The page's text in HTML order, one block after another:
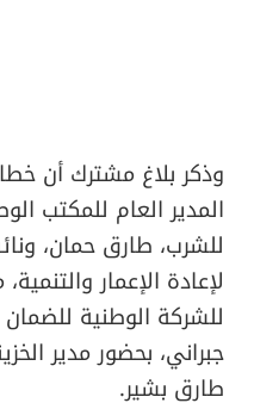
وذكر بلاغ مشترك أن
المدير العام للمكتب
للشرب، طارق حمان،
لإعادة الإعمار
للشركة الوطنية
جبراني، بحضور مدير
طارق بشير.